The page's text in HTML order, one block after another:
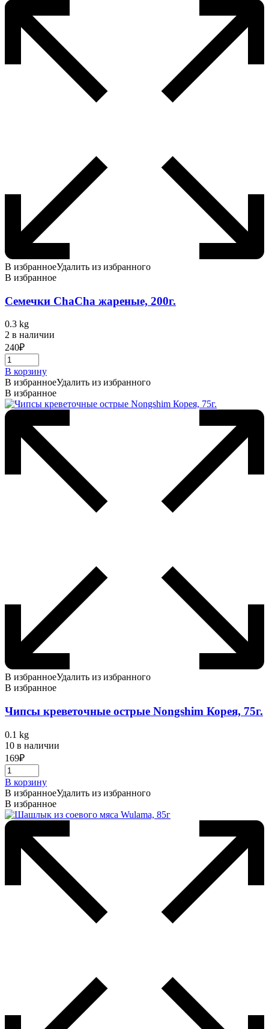
В избранноеУдалить из избранного
В избранное
Семечки ChaCha жареные, 200г.
0.3 kg
2 в наличии
240₽
В корзину
В избранноеУдалить из избранного
В избранное
В избранноеУдалить из избранного
В избранное
Чипсы креветочные острые Nongshim Корея, 75г.
0.1 kg
10 в наличии
169₽
В корзину
В избранноеУдалить из избранного
В избранное